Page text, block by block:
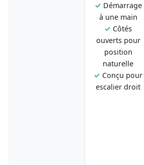
✓ Démarrage
à une main
✓ Côtés
ouverts pour
position
naturelle
✓ Conçu pour
escalier droit